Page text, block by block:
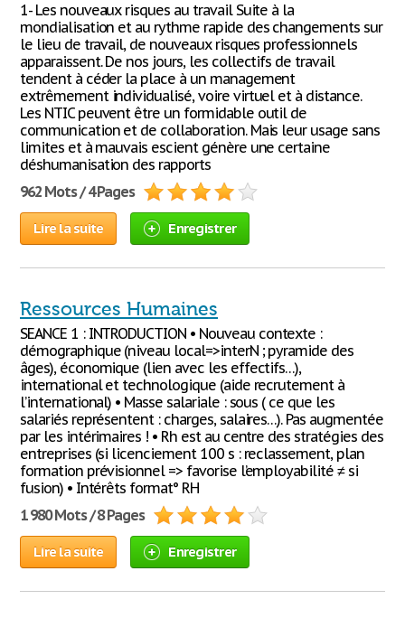
1- Les nouveaux risques au travail Suite à la
mondialisation et au rythme rapide des changements sur
le lieu de travail, de nouveaux risques professionnels
apparaissent. De nos jours, les collectifs de travail
tendent à céder la place à un management
extrêmement individualisé, voire virtuel et à distance.
Les NTIC peuvent être un formidable outil de
communication et de collaboration. Mais leur usage sans
limites et à mauvais escient génère une certaine
déshumanisation des rapports
962 Mots / 4 Pages
Lire la suite Enregistrer
Ressources Humaines
SEANCE 1 : INTRODUCTION • Nouveau contexte :
démographique (niveau local=>interN ; pyramide des
âges), économique (lien avec les effectifs…),
international et technologique (aide recrutement à
l’international) • Masse salariale : sous ( ce que les
salariés représentent : charges, salaires…). Pas augmentée
par les intérimaires ! • Rh est au centre des stratégies des
entreprises (si licenciement 100 s : reclassement, plan
formation prévisionnel => favorise l’employabilité ≠ si
fusion) • Intérêts format° RH
1 980 Mots / 8 Pages
Lire la suite Enregistrer